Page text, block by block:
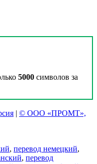
5000 символов за
| © ООО «ПРОМТ»,
, перевод немецкий,
, перевод